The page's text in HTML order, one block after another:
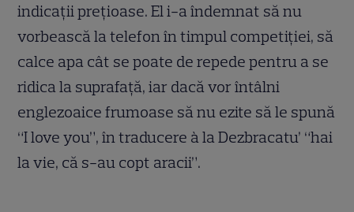
indicații prețioase. El i-a îndemnat să nu
vorbească la telefon în timpul competiției, să
calce apa cât se poate de repede pentru a se
ridica la suprafață, iar dacă vor întâlni
englezoaice frumoase să nu ezite să le spună
“I love you”, în traducere à la Dezbracatu’ “hai
la vie, că s-au copt aracii”.